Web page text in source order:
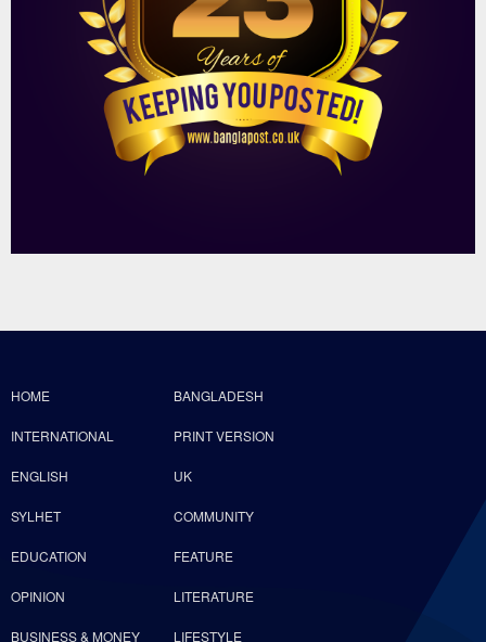
HOME BANGLADESH
INTERNATIONAL PRINT VERSION
ENGLISH UK
SYLHET COMMUNITY
EDUCATION FEATURE
OPINION LITERATURE
BUSINESS & MONEY LIFESTYLE